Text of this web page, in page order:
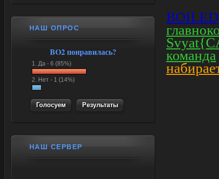
BOILED
команда
НАШ ОПРОС
BO2 понравилась?
1. Да - 6 (85%)
2. Нет - 1 (14%)
Результаты
НАШ СЕРВЕР